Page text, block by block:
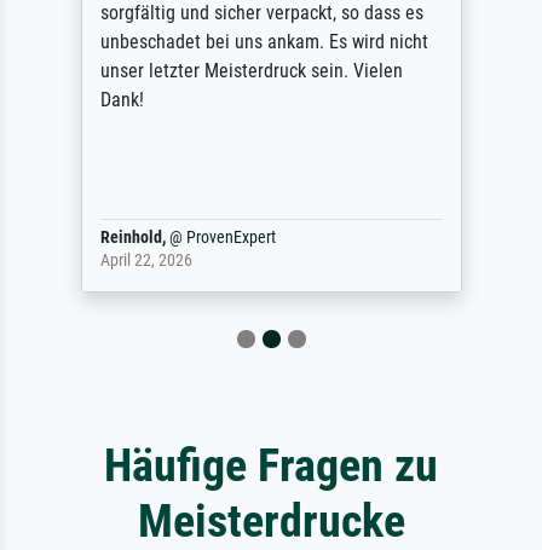
sorgfältig und sicher verpackt, so dass es
unbeschadet bei uns ankam. Es wird nicht
unser letzter Meisterdruck sein. Vielen
Dank!
Reinhold,@ ProvenExpert
April 22, 2026
Häufige Fragen zu
Meisterdrucke